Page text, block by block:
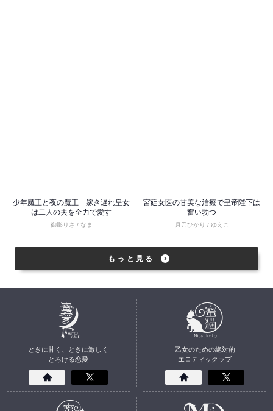
少年魔王と夜の魔王 嫁き遅れ皇女
は二人の夫を全力で愛す
御影りさ / なま
宮廷女医の甘美な治療で皇帝陛下は
奮い勃つ
月乃ひかり / ゆえこ
もっと見る
ときに甘く、ときに激しく
とろける恋愛
乙女のための絶対的
エロティックラブ